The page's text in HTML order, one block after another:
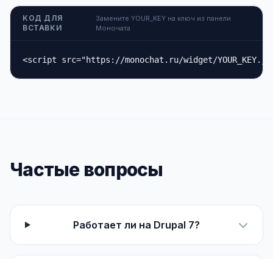
КОД ДЛЯ
ВСТАВКИ
Замените YOUR_KEY на ключ из панели
Моночата
<script src="https://monochat.ru/widget/
Частые вопросы
Работает ли на Drupal 7?